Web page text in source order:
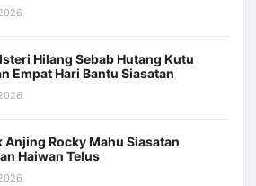
Hilang Sebab Hutang Kutu
Empat Hari Bantu Siasatan
Anjing Rocky Mahu Siasatan
Haiwan Telus